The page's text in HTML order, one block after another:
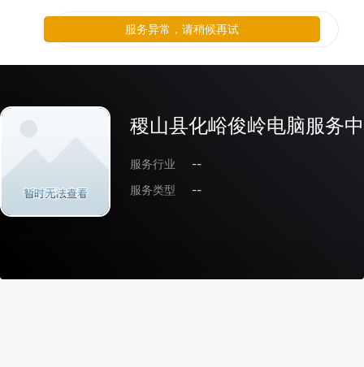
稷山县化峪俊岭电脑服务
服务行业
--
服务类型
--
服务异常，请稍候再试